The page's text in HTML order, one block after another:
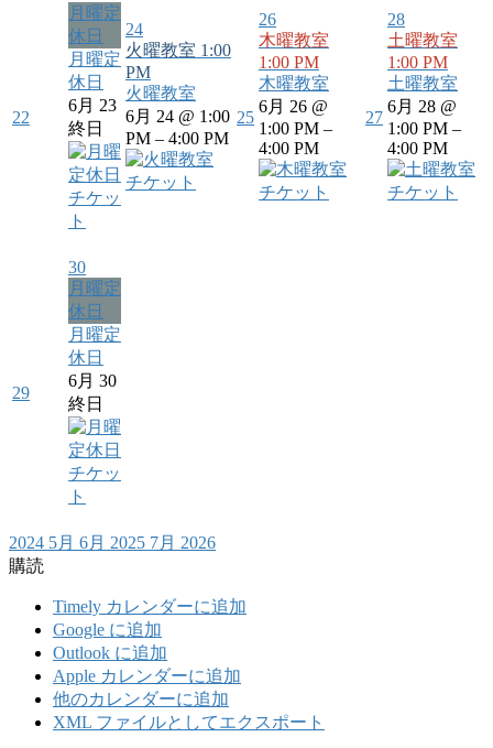
22
月曜定
休日
月曜定
休日
6月 23
終日
チケッ
ト
24
火曜教室 1:00
PM
火曜教室
6月 24 @ 1:00
PM – 4:00 PM
チケット
25
26
木曜教室
1:00 PM
木曜教室
6月 26 @
1:00 PM –
4:00 PM
チケット
27
28
土曜教室
1:00 PM
土曜教室
6月 28 @
1:00 PM –
4:00 PM
チケット
29
30
月曜定
休日
月曜定
休日
6月 30
終日
チケッ
ト
2024 5月 6月 2025 7月 2026
購読
Timely カレンダーに追加
Google に追加
Outlook に追加
Apple カレンダーに追加
他のカレンダーに追加
XML ファイルとしてエクスポート